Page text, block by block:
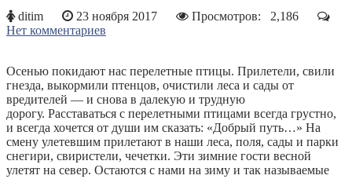
ditim 23 ноября 2017 Просмотров: 2,186
Нет комментариев
Осенью покидают нас перелетные птицы. Прилетели, свили
гнезда, выкормили птенцов, очистили леса и сады от
вредителей — и снова в далекую и трудную
дорогу. Расставаться с перелетными птицами всегда грустно,
и всегда хочется от души им сказать: «Добрый путь…» На
смену улетевшим прилетают в наши леса, поля, сады и парки
снегири, свиристели, чечетки. Эти зимние гости весной
улетят на север. Остаются с нами на зиму и так называемые